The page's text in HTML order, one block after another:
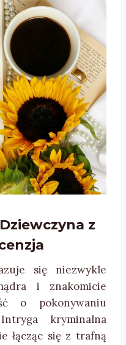
z
się niezwykle
i znakomicie
o pokonywaniu
kryminalna
łącząc się z trafną